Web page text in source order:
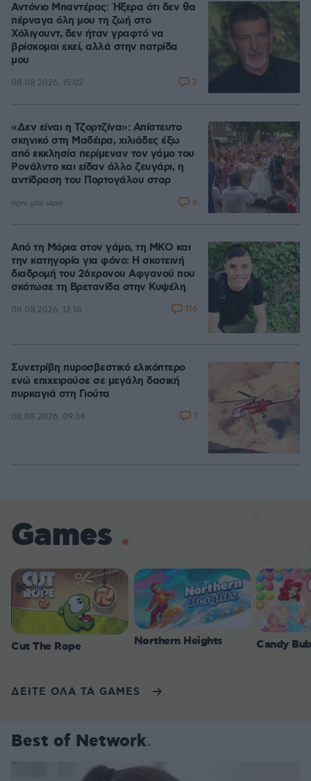
Αντόνιο Μπαντέρας: Ήξερα ότι δεν θα
πέρναγα όλη μου τη ζωή στο
Χόλιγουντ, δεν ήταν γραφτό να
βρίσκομαι εκεί, αλλά στην πατρίδα
μου
08.08.2026, 15:02 2
«Δεν είναι η Τζορτζίνα»: Απίστευτο
σκηνικό στη Μαδέιρα, χιλιάδες έξω
από εκκλησία περίμεναν τον γάμο του
Ρονάλντο και είδαν άλλο ζευγάρι, η
αντίδραση του Πορτογάλου σταρ
πριν μία ώρα 6
Από τη Μόρια στον γάμο, τη ΜΚΟ και
την κατηγορία για φόνο: Η σκοτεινή
διαδρομή του 26χρονου Αφγανού που
σκότωσε τη Βρετανίδα στην Κυψέλη
08.08.2026, 12:18 116
Συνετρίβη πυροσβεστικό ελικόπτερο
ενώ επιχειρούσε σε μεγάλη δασική
πυρκαγιά στη Γιούτα
08.08.2026, 09:34 1
Games
Cut The Rope Northern Heights Candy
ΔΕΙΤΕ ΟΛΑ ΤΑ GAMES
Best of Network